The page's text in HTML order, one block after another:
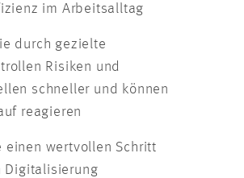
im Arbeitsalltag
durch gezielte
Risiken und
schneller und können
reagieren
einen wertvollen Schritt
Digitalisierung